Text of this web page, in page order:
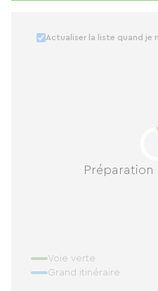
Préparation
Actualiser la liste quand je
Voie verte
Grand itinéraire